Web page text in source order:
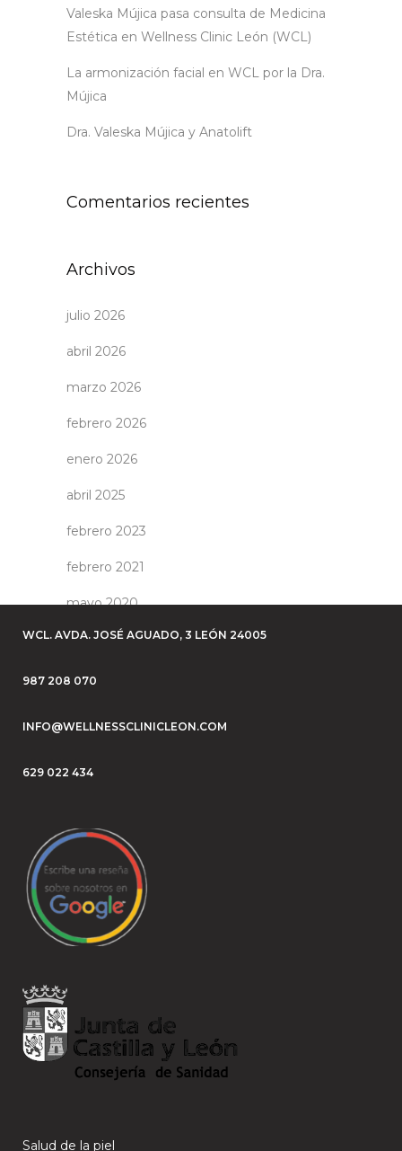
Valeska Mújica pasa consulta de Medicina
Estética en Wellness Clinic León (WCL)
La armonización facial en WCL por la Dra.
Mújica
Dra. Valeska Mújica y Anatolift
Comentarios recientes
Archivos
julio 2026
abril 2026
marzo 2026
febrero 2026
enero 2026
abril 2025
febrero 2023
febrero 2021
mayo 2020
WCL. AVDA. JOSÉ AGUADO, 3 LEÓN 24005
987 208 070
INFO@WELLNESSCLINICLEON.COM
629 022 434
Salud de la piel